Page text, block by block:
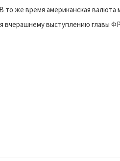
то же время американская валюта
вчерашнему выступлению главы